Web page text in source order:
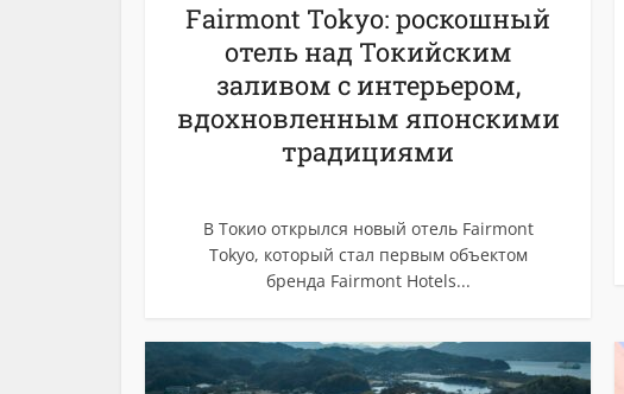
Fairmont Tokyo: роскошный
отель над Токийским
заливом с интерьером,
вдохновленным японскими
традициями
В Токио открылся новый отель Fairmont
Tokyo, который стал первым объектом
бренда Fairmont Hotels...